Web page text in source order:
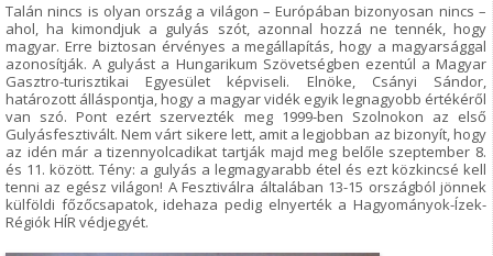
Talán nincs is olyan ország a világon – Európában bizonyosan nincs –
ahol, ha kimondjuk a gulyás szót, azonnal hozzá ne tennék, hogy
magyar. Erre biztosan érvényes a megállapítás, hogy a magyarsággal
azonosítják. A gulyást a Hungarikum Szövetségben ezentúl a Magyar
Gasztro-turisztikai Egyesület képviseli. Elnöke, Csányi Sándor,
határozott álláspontja, hogy a magyar vidék egyik legnagyobb értékéről
van szó. Pont ezért szervezték meg 1999-ben Szolnokon az első
Gulyásfesztivált. Nem várt sikere lett, amit a legjobban az bizonyít, hogy
az idén már a tizennyolcadikat tartják majd meg belőle szeptember 8.
és 11. között. Tény: a gulyás a legmagyarabb étel és ezt közkincsé kell
tenni az egész világon! A Fesztiválra általában 13-15 országból jönnek
külföldi főzőcsapatok, idehaza pedig elnyerték a Hagyományok-Ízek-
Régiók HÍR védjegyét.